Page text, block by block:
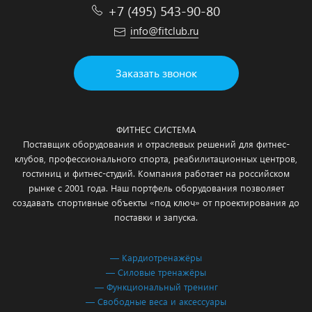
+7 (495) 543-90-80
info@fitclub.ru
Заказать звонок
ФИТНЕС СИСТЕМА
Поставщик оборудования и отраслевых решений для фитнес-
клубов, профессионального спорта, реабилитационных центров,
гостиниц и фитнес-студий. Компания работает на российском
рынке с 2001 года. Наш портфель оборудования позволяет
создавать спортивные объекты «под ключ» от проектирования до
поставки и запуска.
— Кардиотренажёры
— Силовые тренажёры
— Функциональный тренинг
— Свободные веса и аксессуары